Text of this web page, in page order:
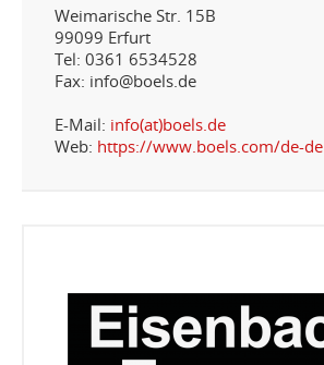
Weimarische Str. 15B
99099 Erfurt
Tel: 0361 6534528
Fax: info@boels.de
E-Mail: info(at)boels.de
Web: https://www.boels.com/de-de